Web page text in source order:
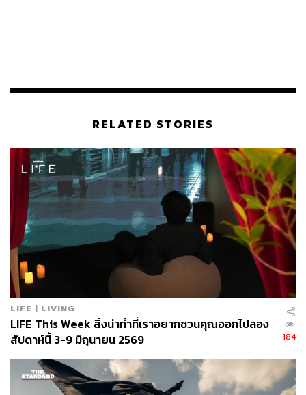
RELATED STORIES
LIFE | LIVING
LIFE This Week สิ่งน่าทำที่เราอยากชวนคุณออกไปลอง
สัปดาห์นี้ 3-9 มิถุนายน 2569
184